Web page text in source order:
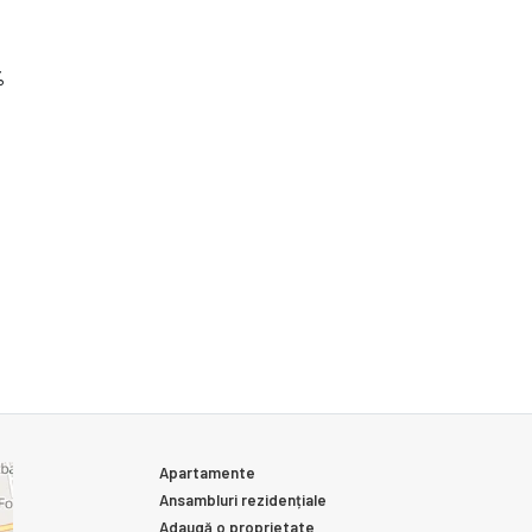
Apartamente
Ansambluri rezidențiale
Adaugă o proprietate